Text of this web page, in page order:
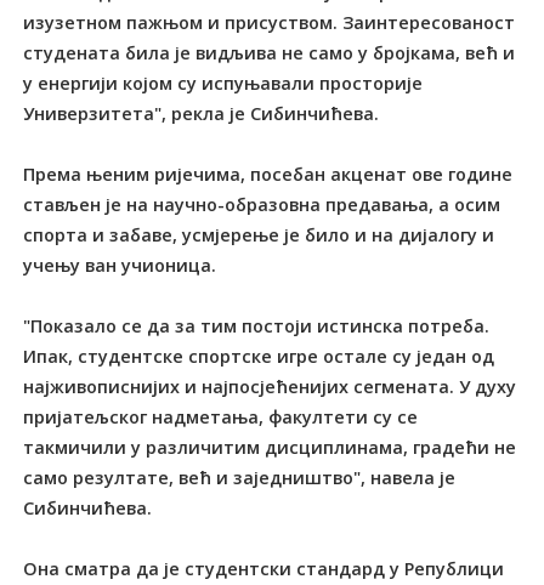
изузетном пажњом и присуством. Заинтересованост
студената била је видљива не само у бројкама, већ и
у енергији којом су испуњавали просторије
Универзитета", рекла је Сибинчићева.
Према њеним ријечима, посебан акценат ове године
стављен је на научно-образовна предавања, а осим
спорта и забаве, усмјерење је било и на дијалогу и
учењу ван учионица.
"Показало се да за тим постоји истинска потреба.
Ипак, студентске спортске игре остале су један од
најживописнијих и најпосјећенијих сегмената. У духу
пријатељског надметања, факултети су се
такмичили у различитим дисциплинама, градећи не
само резултате, већ и заједништво", навела је
Сибинчићева.
Она сматра да је студентски стандард у Републици